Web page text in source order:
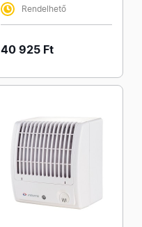
Rendelhető
40 925 Ft